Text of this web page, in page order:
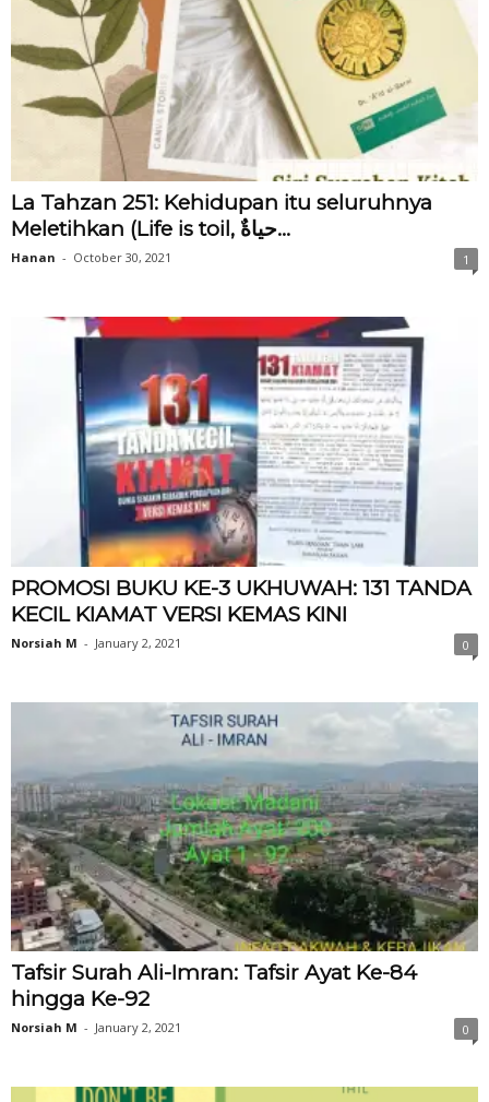
La Tahzan 251: Kehidupan itu seluruhnya
Meletihkan (Life is toil, حياةٌ...
Hanan - October 30, 2021 1
PROMOSI BUKU KE-3 UKHUWAH: 131 TANDA
KECIL KIAMAT VERSI KEMAS KINI
Norsiah M - January 2, 2021 0
Tafsir Surah Ali-Imran: Tafsir Ayat Ke-84
hingga Ke-92
Norsiah M - January 2, 2021 0